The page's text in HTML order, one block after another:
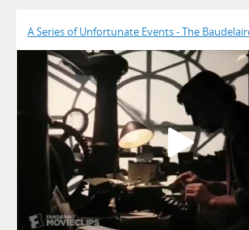
A Series of Unfortunate Events - The